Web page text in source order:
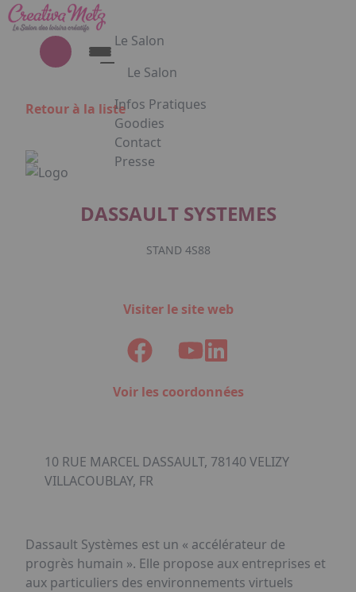
Aller au contenu principal
Le Salon
Le Salon
Découvrez le Salon Creativa
Découvrez le Salon Gourmet - Chocolat
Creativa et Gourmet Chocolat en
images
Infos Pratiques
Goodies
Contact
Presse
Retour à la liste
DASSAULT SYSTEMES
STAND 4S88
Visiter le site web
Voir les coordonnées
10 RUE MARCEL DASSAULT, 78140 VELIZY
VILLACOUBLAY, FR
Dassault Systèmes est un « accélérateur de
progrès humain ». Elle propose aux entreprises et
aux particuliers des environnements virtuels
Panneau de gestion des cookies